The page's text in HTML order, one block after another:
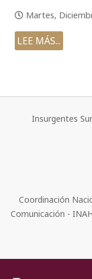
Martes,
LEE MÁS...
Insurgentes
Coordinación
Comunicación -